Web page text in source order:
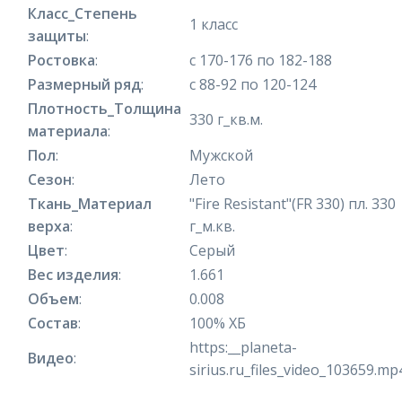
Класс_Степень
защиты:
1 класс
Ростовка:
с 170-176 по 182-188
Размерный ряд:
с 88-92 по 120-124
Плотность_Толщина
материала:
330 г_кв.м.
Пол:
Мужской
Сезон:
Лето
Ткань_Материал
верха:
"Fire Resistant"(FR 330) пл. 330
г_м.кв.
Цвет:
Серый
Вес изделия:
1.661
Объем:
0.008
Состав:
100% ХБ
Видео:
https:__planeta-